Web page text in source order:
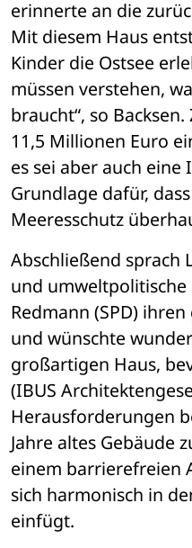
erinnerte an die
Mit diesem Haus
Kinder die Ostsee
müssen verstehen,
braucht“, so
11,5 Millionen Euro
es sei aber auch
Grundlage dafür,
Meeresschutz
Abschließend sprach
und umweltpolitische
Redmann (SPD)
und wünschte
großartigen Haus,
(IBUS
Herausforderungen
Jahre altes Gebäude
einem barrierefreien
sich harmonisch in
einfügt.